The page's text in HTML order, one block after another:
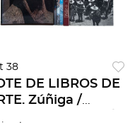
38
DE LIBROS DE
Zúñiga /